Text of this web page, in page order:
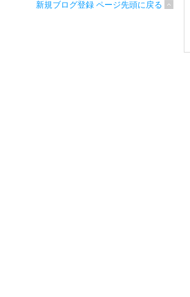
新規ブログ登録 ページ先頭に戻る